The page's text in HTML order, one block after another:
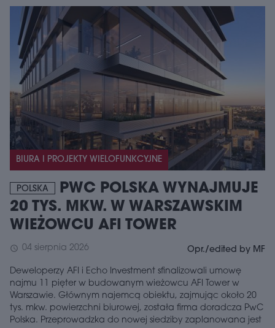
BIURA I PROJEKTY WIELOFUNKCYJNE
POLSKA
PWC POLSKA WYNAJMUJE
20 TYS. MKW. W WARSZAWSKIM
WIEŻOWCU AFI TOWER
schedule 04 sierpnia 2026 Opr./edited by MF
Deweloperzy AFI i Echo Investment sfinalizowali umowę
najmu 11 pięter w budowanym wieżowcu AFI Tower w
Warszawie. Głównym najemcą obiektu, zajmując około 20
tys. mkw. powierzchni biurowej, została firma doradcza PwC
Polska. Przeprowadzka do nowej siedziby zaplanowana jest